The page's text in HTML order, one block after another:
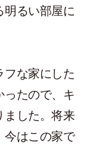
明るい部屋に
フな家にした
ったので、キ
ました。将来
今はこの家で